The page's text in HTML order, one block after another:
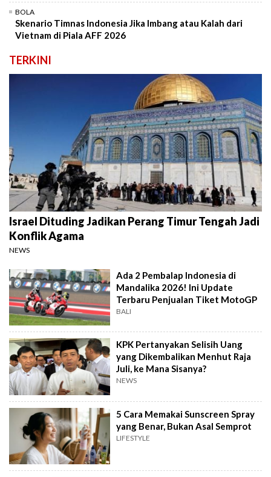
BOLA
Skenario Timnas Indonesia Jika Imbang atau Kalah dari
Vietnam di Piala AFF 2026
TERKINI
Israel Dituding Jadikan Perang Timur Tengah Jadi
Konflik Agama
NEWS
Ada 2 Pembalap Indonesia di
Mandalika 2026! Ini Update
Terbaru Penjualan Tiket MotoGP
BALI
KPK Pertanyakan Selisih Uang
yang Dikembalikan Menhut Raja
Juli, ke Mana Sisanya?
NEWS
5 Cara Memakai Sunscreen Spray
yang Benar, Bukan Asal Semprot
LIFESTYLE